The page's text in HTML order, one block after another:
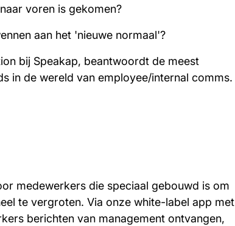
voren is gekomen?
aan het 'nieuwe normaal'?
bij Speakap, beantwoordt de meest
in de wereld van employee/internal comms.
medewerkers die speciaal gebouwd is om
te vergroten. Via onze white-label app met
berichten van management ontvangen,